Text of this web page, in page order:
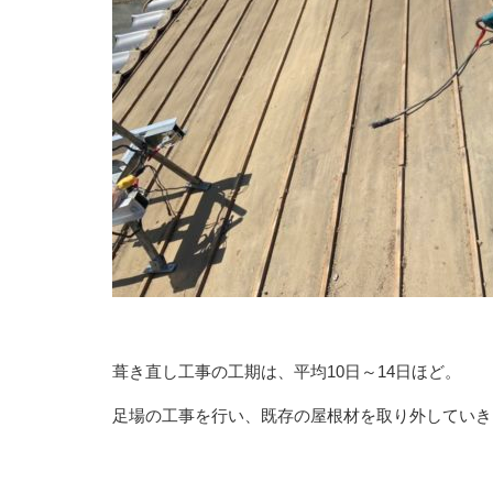
葺き直し工事の工期は、平均10日～14日ほど。
足場の工事を行い、既存の屋根材を取り外してい